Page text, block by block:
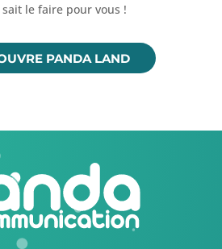
le faire pour vous !
PANDA LAND